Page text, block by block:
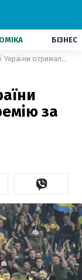
БІЗНЕС
Футболісти збірної України отримали рекордну премію за вихід на Євро-2020
за